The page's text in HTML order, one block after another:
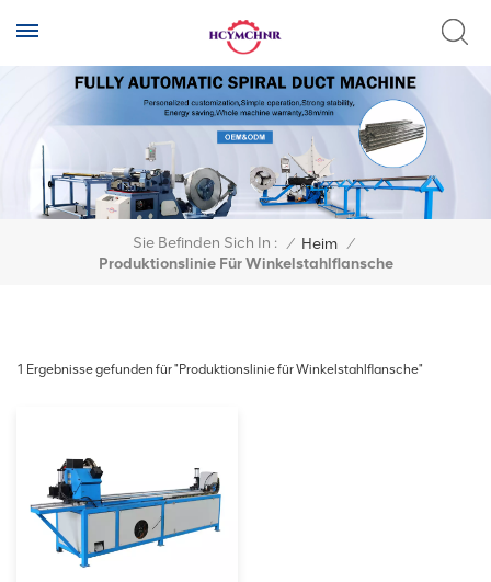
Sie Befinden Sich In : / Heim /
Produktionslinie Für Winkelstahlflansche
1 Ergebnisse gefunden für "Produktionslinie für Winkelstahlflansche"